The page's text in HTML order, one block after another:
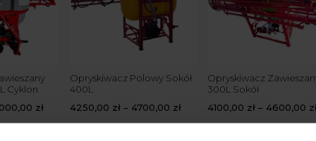
Cyklon
zł
Opryskiwacz Polowy Sokół
400L
4250,00 zł – 4700,00 zł
Opryskiwacz
300L Sokół
4100,00 zł – 4600,00